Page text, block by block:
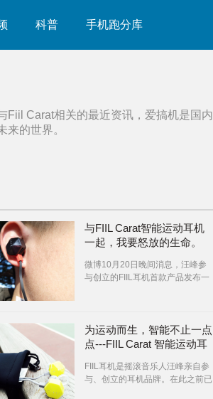
科普 手机跑分库
Fiil Carat相关的最近资讯，爱搞机是国内
来的世界。
与FIIL Carat智能运动耳机
一起，我要怒放的生命。
微博10月20日晚间消息，汪峰参
与创立的FIIL耳机首款产品发布一
为运动而生，智能不止一点
点---FIIL Carat 智能运动耳
FIIL耳机是摇滚音乐人汪峰亲自参
与、创立的耳机品牌。在此之前已